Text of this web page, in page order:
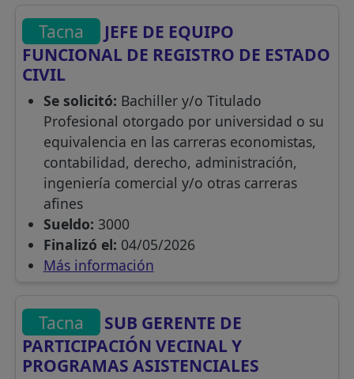
Tacna
JEFE DE EQUIPO
FUNCIONAL DE REGISTRO DE ESTADO
CIVIL
Se solicitó: Bachiller y/o Titulado
Profesional otorgado por universidad o su
equivalencia en las carreras economistas,
contabilidad, derecho, administración,
ingeniería comercial y/o otras carreras
afines
Sueldo: 3000
Finalizó el: 04/05/2026
Más información
Tacna
SUB GERENTE DE
PARTICIPACIÓN VECINAL Y
PROGRAMAS ASISTENCIALES